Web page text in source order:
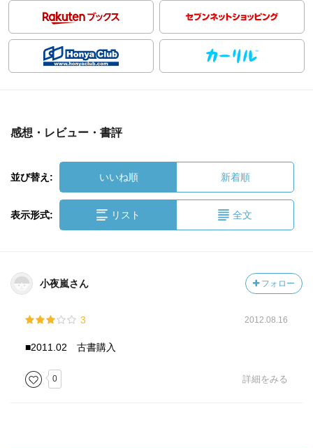
感想・レビュー・書評
並び替え: いいね順 新着順
表示形式: リスト 全文
小夜嵐さん フォロー
3 2012.08.16
■2011.02 古書購入
0 詳細をみる